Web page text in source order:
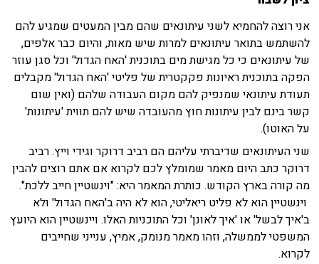
אני רוצה להחמיא לשני עיתונאים שהם מבין המעטים שמגיע להם
להשתמש בתואר עיתונאים למרות שיש מאות, והיום כבר אלפים,
של עיתונאים כי כל מגישת מים בתוכנית 'האח הגדול' וכל סגן עוזר
הפקה בתוכנית ראיונות פקקטרית של פליטי 'האח הגדול' מקבלים
תעודת עיתונאי שמנפיק להם מקום העבודה שלהם (ואין שום
קשר בינם לבין עיתונות חוץ מהעובדה שיש להם תווית 'עיתונות'
על האוטו).
שני העיתונאים שדיברתי עליהם הם רביב דרוקר וגידי וייץ. רביב
דרוקר כתב היום מאמר שמומלץ לכם לקרוא אם אתם רוצים להבין
מה קורה בארץ הקודש. כותרת המאמר היא: "וינשטיין חייב ללכת".
וינשטיין הוא לא פליט ריאליטי, הוא לא היה ב'האח הגדול' ולא
ב'איך לבשל' או 'איך לאונן' וכל התוכניות האלו. ויינשטיין הוא היועץ
המשפטי לממשלה, וזהו מאמר מנומק, אמיץ, ענייני שחייבים
לקרוא.